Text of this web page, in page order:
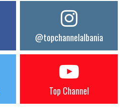
@topchannelalbania
Top Channel